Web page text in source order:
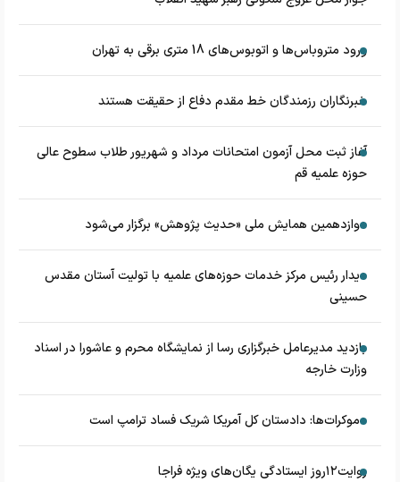
ورود متروباس‌ها و اتوبوس‌های 18 متری برقی به تهران
خبرنگاران رزمندگان خط مقدم دفاع از حقیقت هستند
آغاز ثبت محل آزمون امتحانات مرداد و شهریور طلاب سطوح عالی
حوزه علمیه قم
دوازدهمین همایش ملی «حدیث‌ پژوهش» برگزار می‌شود
دیدار رئیس مرکز خدمات حوزه‌های علمیه با تولیت آستان مقدس
حسینی
بازدید مدیرعامل خبرگزاری رسا از نمایشگاه محرم و عاشورا در اسناد
وزارت خارجه
دموکرات‌ها: دادستان کل آمریکا شریک فساد ترامپ است
روایت۱۲روز ایستادگی یگان‌های ویژه فراجا